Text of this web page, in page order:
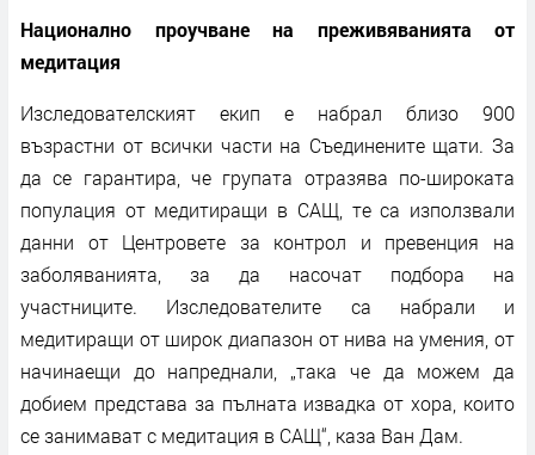
Национално проучване на преживяванията от
медитация
Изследователският екип е набрал близо 900
възрастни от всички части на Съединените щати. За
да се гарантира, че групата отразява по-широката
популация от медитиращи в САЩ, те са използвали
данни от Центровете за контрол и превенция на
заболяванията, за да насочат подбора на
участниците. Изследователите са набрали и
медитиращи от широк диапазон от нива на умения, от
начинаещи до напреднали, „така че да можем да
добием представа за пълната извадка от хора, които
се занимават с медитация в САЩ“, каза Ван Дам.